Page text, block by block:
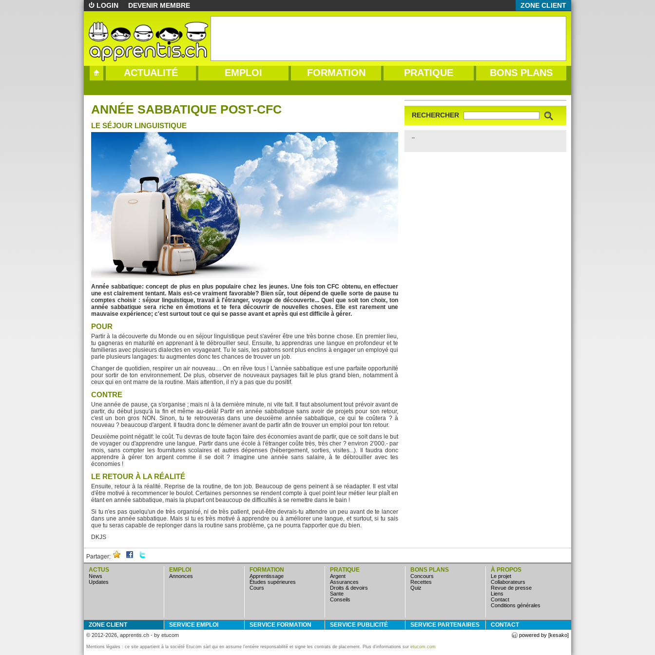
LOGIN DEVENIR MEMBRE ZONE CLIENT
ACTUALITÉ EMPLOI FORMATION PRATIQUE BONS PLANS
RECHERCHER
ANNÉE SABBATIQUE POST-CFC
LE SÉJOUR LINGUISTIQUE
Année sabbatique: concept de plus en plus populaire chez les jeunes. Une fois ton CFC obtenu, en effectuer
une est clairement tentant. Mais est-ce vraiment favorable? Bien sûr, tout dépend de quelle sorte de pause tu
comptes choisir : séjour linguistique, travail à l'étranger, voyage de découverte... Quel que soit ton choix, ton
année sabbatique sera riche en émotions et te fera découvrir de nouvelles choses. Elle est rarement une
mauvaise expérience; c'est surtout tout ce qui se passe avant et après qui est difficile à gérer.
POUR
Partir à la découverte du Monde ou en séjour linguistique peut s'avérer être une très bonne chose. En premier lieu,
tu gagneras en maturité en apprenant à te débrouiller seul. Ensuite, tu apprendras une langue en profondeur et te
familieras avec plusieurs dialectes en voyageant. Tu le sais, les patrons sont plus enclins à engager un employé qui
parle plusieurs langages: tu augmentes donc tes chances de trouver un job.
Changer de quotidien, respirer un air nouveau.... On en rêve tous ! L'année sabbatique est une parfaite opportunité
pour sortir de ton environnement. De plus, observer de nouveaux paysages fait le plus grand bien, notamment à
ceux qui en ont marre de la routine. Mais attention, il n'y a pas que du positif.
CONTRE
Une année de pause, ça s'organise ; mais ni à la dernière minute, ni vite fait. Il faut absolument tout prévoir avant de
partir, du début jusqu'à la fin et même au-delà! Partir en année sabbatique sans avoir de projets pour son retour,
c'est un bon gros NON. Sinon, tu te retrouveras dans une deuxième année sabbatique, ce qui te coûtera ? à
nouveau ? beaucoup d'argent. Il faudra donc te démener avant de partir afin de trouver un emploi pour ton retour.
Deuxième point négatif: le coût. Tu devras de toute façon faire des économies avant de partir, que ce soit dans le but
de voyager ou d'apprendre une langue. Partir dans une école à l'étranger coûte très, très cher ? environ 2'000.- par
mois, sans compter les fournitures scolaires et autres dépenses (hébergement, sorties, visites...). Il faudra donc
apprendre à gérer ton argent comme il se doit ? imagine une année sans salaire, à te débrouiller avec tes
économies !
LE RETOUR À LA RÉALITÉ
Ensuite, retour à la réalité. Reprise de la routine, de ton job. Beaucoup de gens peinent à se réadapter. Il est vital
d'être motivé à recommencer le boulot. Certaines personnes se rendent compte à quel point leur métier leur plaît en
étant en année sabbatique, mais la plupart ont beaucoup de difficultés à se remettre dans le bain !
Si tu n'es pas quelqu'un de très organisé, ni de très patient, peut-être devrais-tu attendre un peu avant de te lancer
dans une année sabbatique. Mais si tu es très motivé à apprendre ou à améliorer une langue, et surtout, si tu sais
que tu seras capable de replonger dans la routine sans problème, ça ne pourra t'apporter que du bien.
DKJS
Partager:
ACTUS
news
updates
EMPLOI
annonces
FORMATION
apprentissage
études supérieures
cours
PRATIQUE
argent
assurances
droits & devoirs
sante
conseils
BONS PLANS
concours
Recettes
quiz
À PROPOS
Le projet
Collaborateurs
Revue de presse
Liens
Contact
Conditions générales
ZONE CLIENT SERVICE EMPLOI SERVICE FORMATION SERVICE PUBLICITÉ SERVICE PARTENAIRES CONTACT
© 2012-2026, apprentis.ch - by etucom powered by [kesako]
Mentions légales : ce site appartient à la société Etucom sàrl qui en assume l’entière responsabilité et signe les contrats de placement. Plus d’informations sur etucom.com